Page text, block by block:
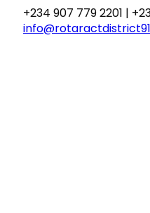
Skip+234 907 779 2201 |